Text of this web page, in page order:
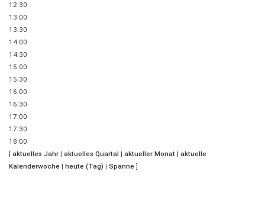
12:30
13:00
13:30
14:00
14:30
15:00
15:30
16:00
16:30
17:00
17:30
18:00
[ aktuelles Jahr | aktuelles Quartal | aktueller Monat | aktuelle
Kalenderwoche | heute (Tag) | Spanne ]